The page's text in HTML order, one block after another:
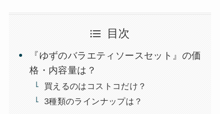
目次
『ゆずのバラエティソースセット』の価
格・内容量は？
買えるのはコストコだけ？
3種類のラインナップは？